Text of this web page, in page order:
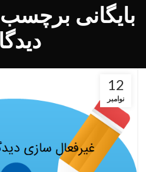
بایگانی
12
نوامبر